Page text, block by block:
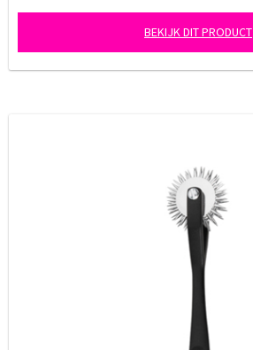
BEKIJK DIT PRODUCT